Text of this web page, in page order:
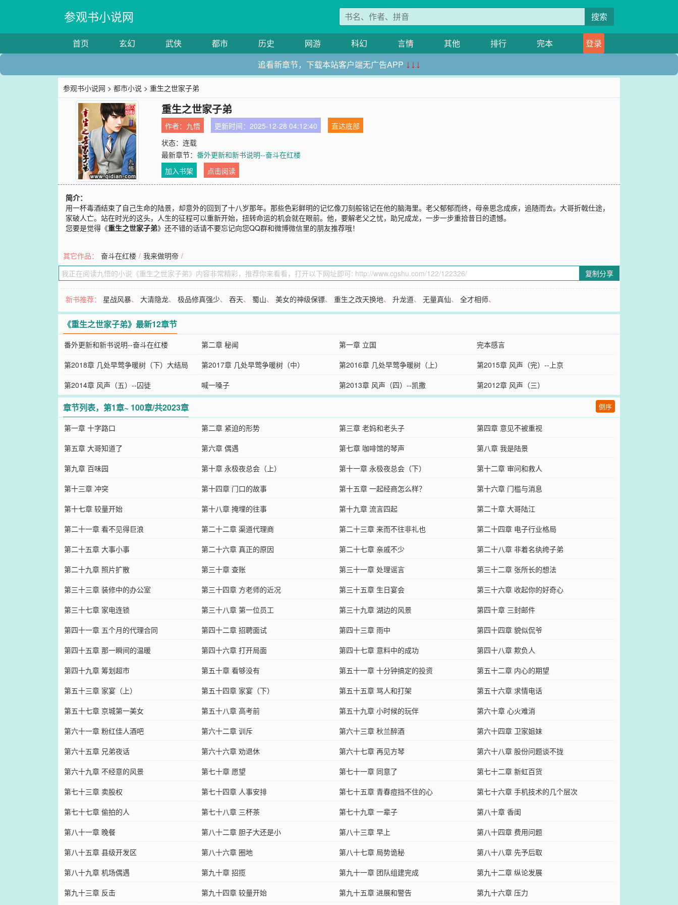
参观书小说网 搜索
首页 玄幻 武侠 都市 历史 网游 科幻 言情 其他 排行 完本
登录
追看新章节，下载本站客户端无广告APP ↓↓↓
参观书小说网 >都市小说 > 重生之世家子弟
重生之世家子弟
作者： 九悟 更新时间：2025-12-28 04:12:40
直达底部
状态：连载
最新章节：番外更新和新书说明--奋斗在红楼
加入书架
点击阅读
简介：
用一杯毒酒结束了自己生命的陆景，却意外的回到了十八岁那年。那些色彩鲜明的记忆像刀刻般铭记在他的脑海里。老父郁郁而终，母亲思念成疾，追随而去。大哥折戟仕途，
家破人亡。站在时光的这头，人生的征程可以重新开始，扭转命运的机会就在眼前。他，要解老父之忧，助兄成龙，一步一步重拾昔日的遗憾。
您要是觉得《重生之世家子弟》还不错的话请不要忘记向您QQ群和微博微信里的朋友推荐哦！
其它作品： 奋斗在红楼 / 我来做明帝 /
复制分享
新书推荐： 星战风暴、大清隐龙、极品修真强少、吞天、 蜀山、美女的神级保镖、重生之改天换地、升龙道、无量真仙、全才相师、
《重生之世家子弟》最新12章节
番外更新和新书说明--奋斗在红楼 第二章 秘闻 第一章 立国
完本感言
第2018章 几处早莺争暖树（下）大结局
第2017章 几处早莺争暖树（中） 第2016章 几处早莺争暖树（上）
第2015章 风声（完）--上京
第2014章 风声（五）--囚徒
喊一嗓子 第2013章 风声（四）--凯撒 第2012章 风声（三）
章节列表，第1章~ 100章/共2023章 倒序
第一章 十字路口 第二章 紧迫的形势 第三章 老妈和老头子
第四章 意见不被重视
第五章 大哥知道了
第六章 偶遇 第七章 咖啡馆的琴声
第八章 我是陆景
第九章 百味园
第十章 永极夜总会（上） 第十一章 永极夜总会（下）
第十二章 审问和救人
第十三章 冲突
第十四章 门口的故事 第十五章 一起经商怎么样？
第十六章 门槛与消息
第十七章 较量开始
第十八章 掩埋的往事 第十九章 流言四起
第二十章 大哥陆江
第二十一章 看不见得巨浪
第二十二章 渠道代理商 第二十三章 来而不往非礼也
第二十四章 电子行业格局
第二十五章 大事小事
第二十六章 真正的原因 第二十七章 亲戚不少
第二十八章 非着名纨绔子弟
第二十九章 照片扩散
第三十章 查账 第三十一章 处理谣言
第三十二章 张所长的想法
第三十三章 装修中的办公室
第三十四章 方老师的近况 第三十五章 生日宴会
第三十六章 收起你的好奇心
第三十七章 家电连锁
第三十八章 第一位员工 第三十九章 湖边的风景
第四十章 三封邮件
第四十一章 五个月的代理合同
第四十二章 招聘面试 第四十三章 雨中
第四十四章 貌似侃爷
第四十五章 那一瞬间的温暖
第四十六章 打开局面 第四十七章 意料中的成功
第四十八章 欺负人
第四十九章 筹划超市
第五十章 看够没有 第五十一章 十分钟搞定的投资
第五十二章 内心的期望
第五十三章 家宴（上）
第五十四章 家宴（下） 第五十五章 骂人和打架
第五十六章 求情电话
第五十七章 京城第一美女
第五十八章 高考前 第五十九章 小时候的玩伴
第六十章 心火难消
第六十一章 粉红佳人酒吧
第六十二章 训斥 第六十三章 秋兰醉酒
第六十四章 卫家姐妹
第六十五章 兄弟夜话
第六十六章 劝退休 第六十七章 再见方琴
第六十八章 股份问题谈不拢
第六十九章 不经意的风景
第七十章 愿望 第七十一章 同意了
第七十二章 新虹百货
第七十三章 卖股权
第七十四章 人事安排 第七十五章 青春痘挡不住的心
第七十六章 手机技术的几个层次
第七十七章 偷拍的人
第七十八章 三杯茶 第七十九章 一辈子
第八十章 香闺
第八十一章 晚餐
第八十二章 胆子大还是小 第八十三章 早上
第八十四章 费用问题
第八十五章 县级开发区
第八十六章 圈地 第八十七章 局势诡秘
第八十八章 先予后取
第八十九章 机场偶遇
第九十章 招揽 第九十一章 团队组建完成
第九十二章 纵论发展
第九十三章 反击
第九十四章 较量开始 第九十五章 进展和警告 第九十六章 压力